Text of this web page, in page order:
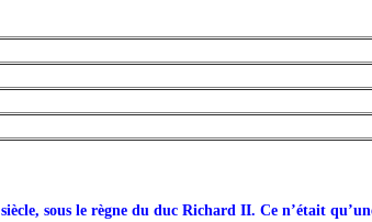
siècle, sous le règne du duc Richard II. Ce n’était